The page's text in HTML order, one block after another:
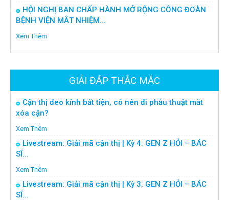
HỘI NGHỊ BAN CHẤP HÀNH MỞ RỘNG CÔNG ĐOÀN
BỆNH VIỆN MẮT NHIỆM...
Xem Thêm
GIẢI ĐÁP THẮC MẮC
Cận thị đeo kính bất tiện, có nên đi phẫu thuật mắt
xóa cận?
Xem Thêm
Livestream: Giải mã cận thị | Kỳ 4: GEN Z HỎI – BÁC
SĨ...
Xem Thêm
Livestream: Giải mã cận thị | Kỳ 3: GEN Z HỎI – BÁC
SĨ...